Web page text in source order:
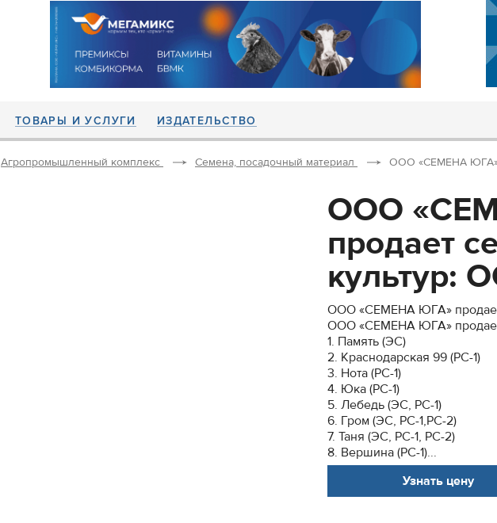
ТОВАРЫ И УСЛУГИ ИЗДАТЕЛЬСТВО
Агропромышленный комплекс Семена, посадочный материал ООО «СЕМЕНА ЮГА»
ООО
продает
культур:
ООО «СЕМЕНА ЮГА» продает
ООО «СЕМЕНА ЮГА»
1. Память (ЭС)
2. Краснодарская 99 (РС-1)
3. Нота (РС-1)
4. Юка (РС-1)
5. Лебедь (ЭС, РС-1)
6. Гром (ЭС, РС-1,РС-2)
7. Таня (ЭС, РС-1, РС-2)
8. Вершина (РС-1)...
Узнать цену